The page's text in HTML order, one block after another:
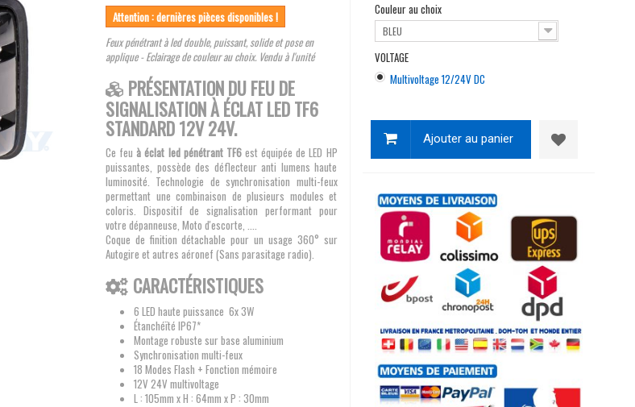
Attention : dernières pièces disponibles !
Feux pénétrant à led double, puissant, solide et pose en
applique - Eclairage de couleur au choix. Vendu à l'unité
PRÉSENTATION DU FEU DE
SIGNALISATION À ÉCLAT LED TF6
STANDARD 12V 24V.
Ce feu à éclat led pénétrant TF6 est équipée de LED HP
puissantes, possède des déflecteur anti lumens haute
luminosité. Technologie de synchronisation multi-feux
permettant une combinaison de plusieurs modules et
coloris. Dispositif de signalisation performant pour
votre dépanneuse, Moto d'escorte, ....
Coque de finition détachable pour un usage 360° sur
Autogire et autres aéronef (Sans parasitage radio).
CARACTÉRISTIQUES
6 LED haute puissance 6x 3W
Étanchéïté IP67*
Montage robuste sur base aluminium
Synchronisation multi-feux
18 Modes Flash + Fonction mémoire
12V 24V multivoltage
L : 105mm x H : 64mm x P : 30mm
Couleur au choix
BLEU
VOLTAGE
Multivoltage 12/24V DC
Ajouter au panier